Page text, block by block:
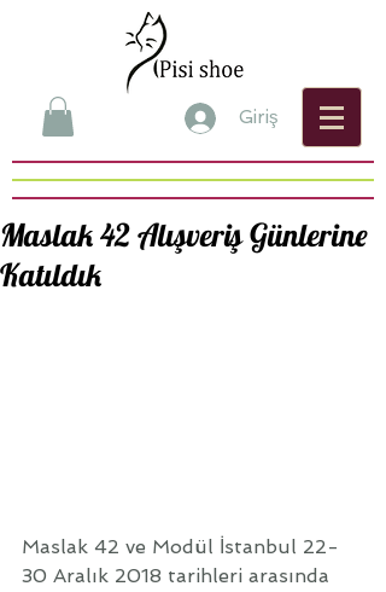
Giriş
Maslak 42 Alışveriş Günlerine
Katıldık
Maslak 42 ve Modül İstanbul 22-
30 Aralık 2018 tarihleri arasında